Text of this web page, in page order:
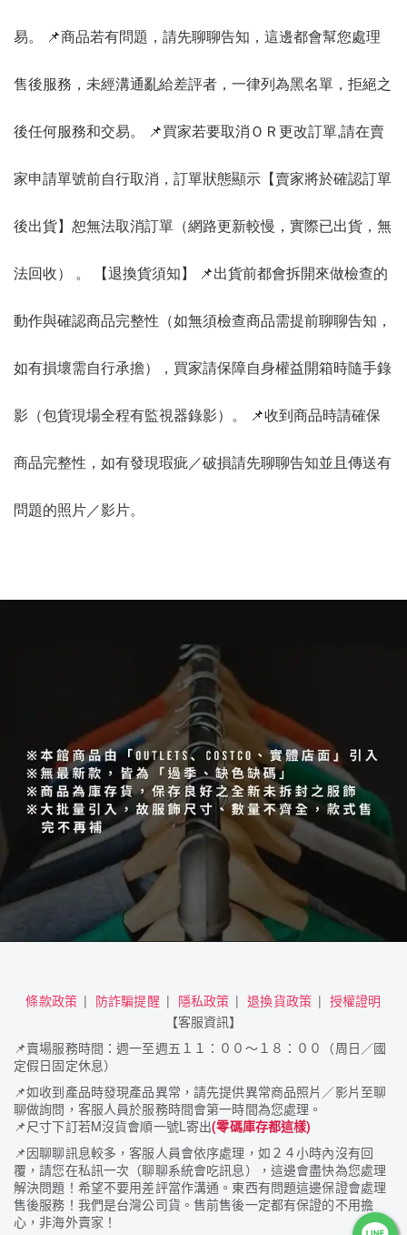
易。 📌商品若有問題，請先聊聊告知，這邊都會幫您處理
售後服務，未經溝通亂給差評者，一律列為黑名單，拒絕之
後任何服務和交易。 📌買家若要取消ＯＲ更改訂單,請在賣
家申請單號前自行取消，訂單狀態顯示【賣家將於確認訂單
後出貨】恕無法取消訂單（網路更新較慢，實際已出貨，無
法回收） 。 【退換貨須知】 📌出貨前都會拆開來做檢查的
動作與確認商品完整性（如無須檢查商品需提前聊聊告知，
如有損壞需自行承擔），買家請保障自身權益開箱時隨手錄
影（包貨現場全程有監視器錄影）。 📌收到商品時請確保
商品完整性，如有發現瑕疵／破損請先聊聊告知並且傳送有
問題的照片／影片。
條款政策 防詐騙提醒 隱私政策 退換貨政策
授權證明
【客服資訊】
📌賣場服務時間：週一至週五１１：００～１８：００（周日／國
定假日固定休息）
📌如收到產品時發現產品異常，請先提供異常商品照片／影片至聊
聊做詢問，客服人員於服務時間會第一時間為您處理。
📌尺寸下訂若M沒貨會順一號L寄出(零碼庫存都這樣)
📌因聊聊訊息較多，客服人員會依序處理，如２４小時內沒有回
覆，請您在私訊一次（聊聊系統會吃訊息），這邊會盡快為您處理
解決問題！希望不要用差評當作溝通。東西有問題這邊保證會處理
售後服務！我們是台灣公司貨。售前售後一定都有保證的不用擔
心，非海外賣家！